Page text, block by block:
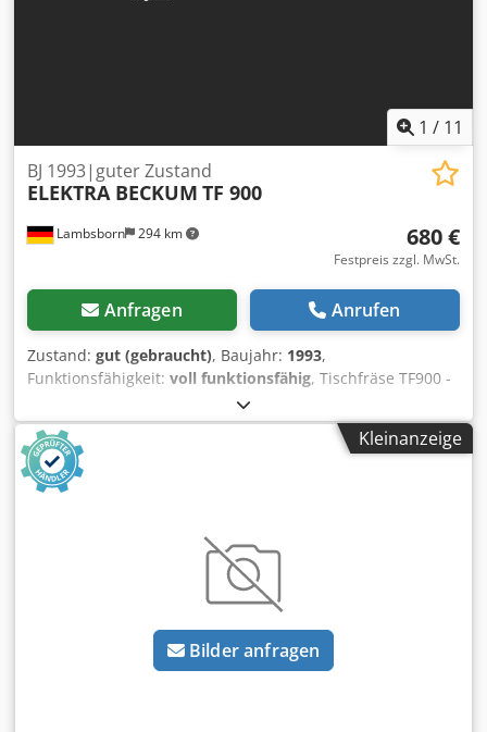
1 / 11
Lambsborn 294 km
BJ 1993|guter Zustand
ELEKTRA BECKUM TF 900
680 €
Festpreis zzgl. MwSt.
Anfragen Anrufen
Zustand: gut (gebraucht), Baujahr: 1993,
Funktionsfähigkeit: voll funktionsfähig, Tischfräse TF900 -
Baujahr 1993 - 380 Volt - 3 Drehzahlregelung - guter
Zustand Dedjygm D Uspfx Am Djwa Transport gegen
Aufpreis möglich! Aufgrund des Alters der
Gebrauchtmaschine erfolgt bei Verkauf an gewerbliche
Kunden der Ausschluss der Gewährleistung
Kleinanzeige
Bilder anfragen